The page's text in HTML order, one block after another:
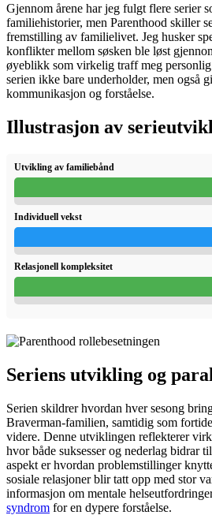
Gjennom årene har jeg fulgt flere serier
familiehistorier, men Parenthood skiller
fremstilling av familielivet. Jeg husker
konflikter mellom søsken ble løst
øyeblikk som virkelig traff meg
serien ikke bare underholder, men også
kommunikasjon og forståelse.
Illustrasjon av
Utvikling av familiebånd
Individuell vekst
Relasjonell kompleksitet
Seriens utvikling og
Serien skildrer hvordan hver sesong
Braverman-familien, samtidig som
videre. Denne utviklingen reflekterer
hvor både suksesser og nederlag bidrar
aspekt er hvordan problemstillinger
sosiale relasjoner blir tatt opp med stor
informasjon om mentale
syndrom for en dypere forståelse.